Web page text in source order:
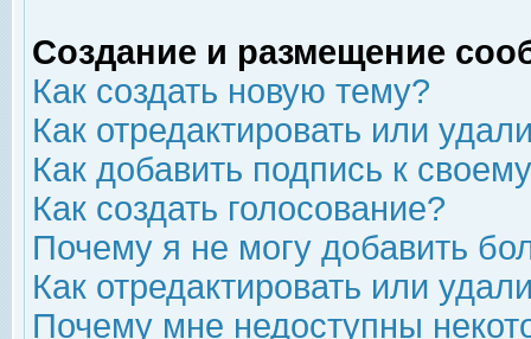
Создание и размещение
Как создать новую тему?
Как отредактировать или
Как добавить подпись к
Как создать голосование?
Почему я не могу добавить
Как отредактировать или
Почему мне недоступны